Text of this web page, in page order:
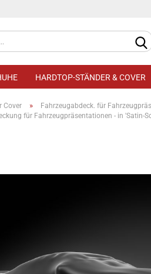
HARDTOP-STÄNDER & COVER
Cover » Fahrzeugabdeck. für
für Fahrzeugpräsentationen - in 'Satin-